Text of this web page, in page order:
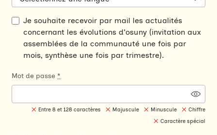
Je souhaite recevoir par mail les actualités
concernant les évolutions d'osuny (invitation aux
assemblées de la communauté une fois par
mois, synthèse une fois par trimestre).
Mot de passe *
Entre 8 et 128 caractères Majuscule Minuscule
Chiffre
Caractère spécial